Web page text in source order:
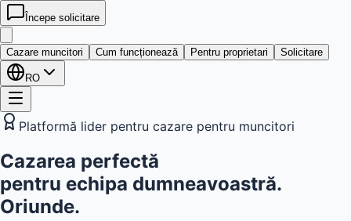
Începe solicitare
kwatera24
Cazare muncitori Cum funcționează Pentru proprietari Solicitare
RO
Platformă lider pentru cazare pentru muncitori
Cazarea perfectă
pentru echipa dumneavoastră.
Oriunde.